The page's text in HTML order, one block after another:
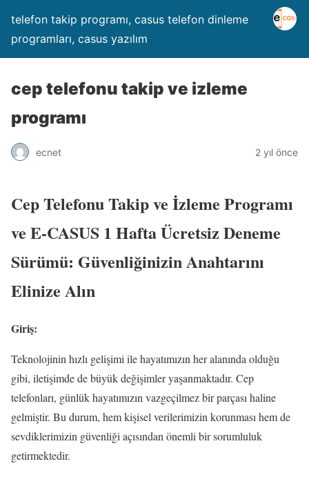
telefon takip programı, casus telefon dinleme
programları, casus yazılım
cep telefonu takip ve izleme
programı
ecnet 2 yıl önce
Cep Telefonu Takip ve İzleme Programı
ve E-CASUS 1 Hafta Ücretsiz Deneme
Sürümü: Güvenliğinizin Anahtarını
Elinize Alın
Giriş:
Teknolojinin hızlı gelişimi ile hayatımızın her alanında olduğu
gibi, iletişimde de büyük değişimler yaşanmaktadır. Cep
telefonları, günlük hayatımızın vazgeçilmez bir parçası haline
gelmiştir. Bu durum, hem kişisel verilerimizin korunması hem de
sevdiklerimizin güvenliği açısından önemli bir sorumluluk
getirmektedir.